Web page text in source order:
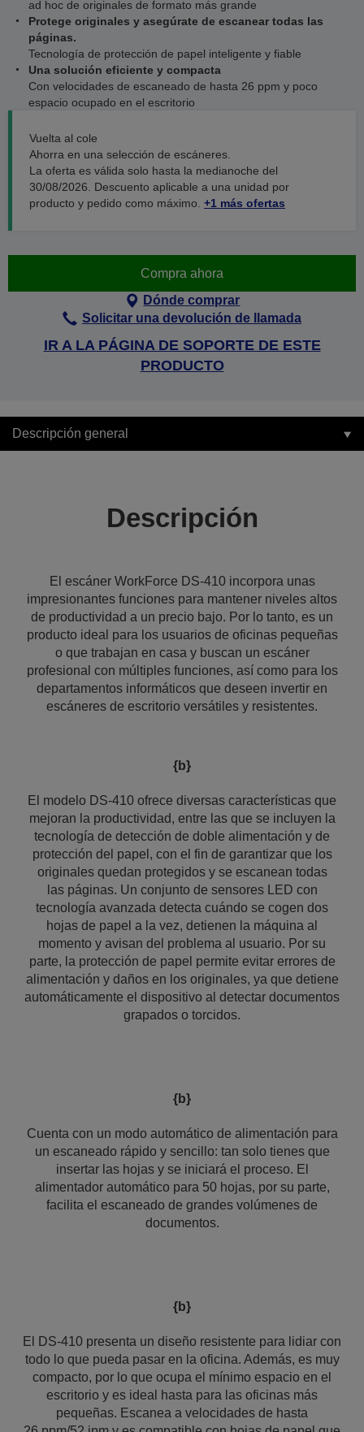
ad hoc de originales de formato más grande
Protege originales y asegúrate de escanear todas las
páginas.
Tecnología de protección de papel inteligente y fiable
Una solución eficiente y compacta
Con velocidades de escaneado de hasta 26 ppm y poco
espacio ocupado en el escritorio
Vuelta al cole
Ahorra en una selección de escáneres.
La oferta es válida solo hasta la medianoche del
30/08/2026. Descuento aplicable a una unidad por
producto y pedido como máximo. +1 más ofertas
Compra ahora
Dónde comprar
Solicitar una devolución de llamada
IR A LA PÁGINA DE SOPORTE DE ESTE
PRODUCTO
Descripción general
Descripción
El escáner WorkForce DS-410 incorpora unas
impresionantes funciones para mantener niveles altos
de productividad a un precio bajo. Por lo tanto, es un
producto ideal para los usuarios de oficinas pequeñas
o que trabajan en casa y buscan un escáner
profesional con múltiples funciones, así como para los
departamentos informáticos que deseen invertir en
escáneres de escritorio versátiles y resistentes.
{b}
El modelo DS-410 ofrece diversas características que
mejoran la productividad, entre las que se incluyen la
tecnología de detección de doble alimentación y de
protección del papel, con el fin de garantizar que los
originales quedan protegidos y se escanean todas
las páginas. Un conjunto de sensores LED con
tecnología avanzada detecta cuándo se cogen dos
hojas de papel a la vez, detienen la máquina al
momento y avisan del problema al usuario. Por su
parte, la protección de papel permite evitar errores de
alimentación y daños en los originales, ya que detiene
automáticamente el dispositivo al detectar documentos
grapados o torcidos.
{b}
Cuenta con un modo automático de alimentación para
un escaneado rápido y sencillo: tan solo tienes que
insertar las hojas y se iniciará el proceso. El
alimentador automático para 50 hojas, por su parte,
facilita el escaneado de grandes volúmenes de
documentos.
{b}
El DS-410 presenta un diseño resistente para lidiar con
todo lo que pueda pasar en la oficina. Además, es muy
compacto, por lo que ocupa el mínimo espacio en el
escritorio y es ideal hasta para las oficinas más
pequeñas. Escanea a velocidades de hasta